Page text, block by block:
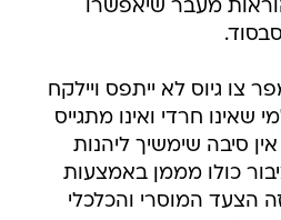
מעבר שיאפשרו
צו גיוס לא ייתפס ויילקח
למי שאינו חרדי ואינו מתגייס
סיבה שימשיך ליהנות
כולו מממן באמצעות
הצעד המוסרי והכלכלי